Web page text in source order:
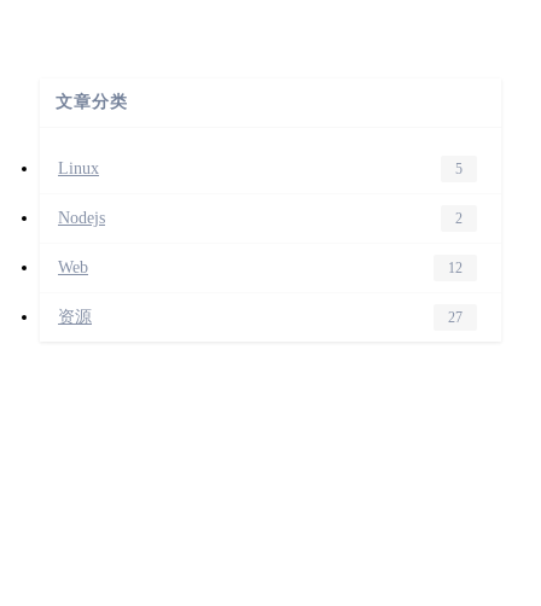
文章分类
Linux 5
Nodejs 2
Web 12
资源 27